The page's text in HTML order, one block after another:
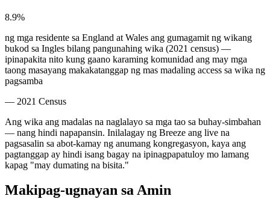
8.9%
ng mga residente sa England at Wales ang gumagamit ng wikang
bukod sa Ingles bilang pangunahing wika (2021 census) —
ipinapakita nito kung gaano karaming komunidad ang may mga
taong masayang makakatanggap ng mas madaling access sa wika ng
pagsamba
— 2021 Census
Ang wika ang madalas na naglalayo sa mga tao sa buhay-simbahan
— nang hindi napapansin. Inilalagay ng Breeze ang live na
pagsasalin sa abot-kamay ng anumang kongregasyon, kaya ang
pagtanggap ay hindi isang bagay na ipinagpapatuloy mo lamang
kapag "may dumating na bisita."
Makipag-ugnayan sa Amin